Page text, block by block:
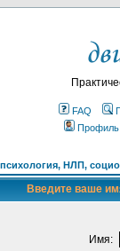
FAQ
Профиль
НЛП,
Введите ваше
Имя: